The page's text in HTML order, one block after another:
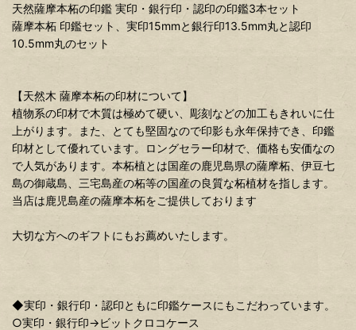
天然薩摩本柘の印鑑 実印・銀行印・認印の印鑑3本セット
薩摩本柘 印鑑セット、実印15mmと銀行印13.5mm丸と認印
10.5mm丸のセット
【天然木 薩摩本柘の印材について】
植物系の印材で木質は極めて硬い、彫刻などの加工もきれいに仕
上がります。また、とても堅固なので印影も永年保持でき、印鑑
印材として優れています。ロングセラー印材で、価格も安価なの
で人気があります。本柘植とは国産の鹿児島県の薩摩柘、伊豆七
島の御蔵島、三宅島産の柘等の国産の良質な柘植材を指します。
当店は鹿児島産の薩摩本柘をご提供しております
大切な方へのギフトにもお薦めいたします。
◆実印・銀行印・認印ともに印鑑ケースにもこだわっています。
○実印・銀行印→ビットクロコケース